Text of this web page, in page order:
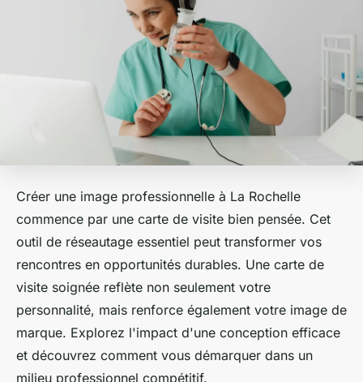
Créer une image professionnelle à La Rochelle
commence par une carte de visite bien pensée. Cet
outil de réseautage essentiel peut transformer vos
rencontres en opportunités durables. Une carte de
visite soignée reflète non seulement votre
personnalité, mais renforce également votre image de
marque. Explorez l'impact d'une conception efficace
et découvrez comment vous démarquer dans un
milieu professionnel compétitif.